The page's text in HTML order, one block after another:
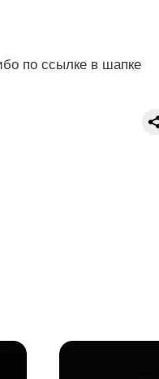
по ссылке в шапке